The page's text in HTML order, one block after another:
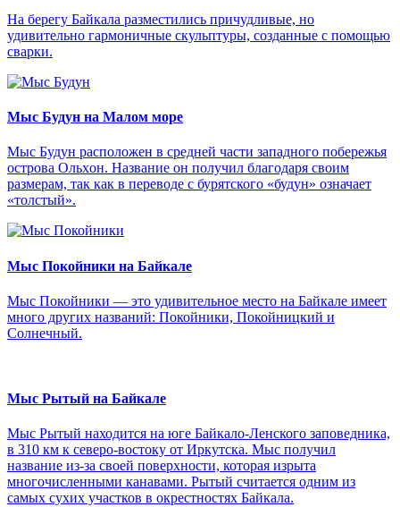
На берегу Байкала разместились причудливые, но
удивительно гармоничные скульптуры, созданные с помощью
сварки.
Мыс Будун на Малом море
Мыс Будун расположен в средней части западного побережья
острова Oльxoн. Название он получил благодаря своим
размерам, так как в переводе с бурятского «будун» означает
«толстый».
Мыс Покойники на Байкале
Мыс Покойники — это удивительное место на Байкале имеет
много других названий: Покойники, Покойницкий и
Солнечный.
Мыс Рытый на Байкале
Мыс Рытый находится на юге Байкало-Ленского заповедника,
в 310 км к северо-востоку от Иркутска. Мыс получил
название из-за своей поверхности, которая изрыта
многочисленными канавами. Рытый считается одним из
самых сухих участков в окрестностях Байкала.